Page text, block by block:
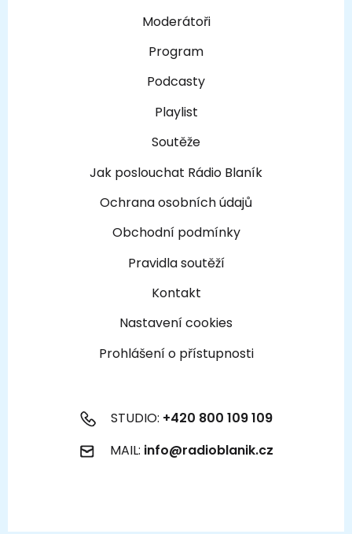
Moderátoři
Program
Podcasty
Playlist
Soutěže
Jak poslouchat Rádio Blaník
Ochrana osobních údajů
Obchodní podmínky
Pravidla soutěží
Kontakt
Nastavení cookies
Prohlášení o přístupnosti
STUDIO: +420 800 109 109
MAIL: info@radioblanik.cz